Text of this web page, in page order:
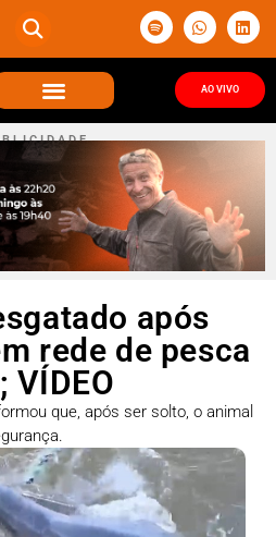
AO VIVO
L I C I D A D E
após
rede de pesca
VÍDEO
que, após ser solto, o animal